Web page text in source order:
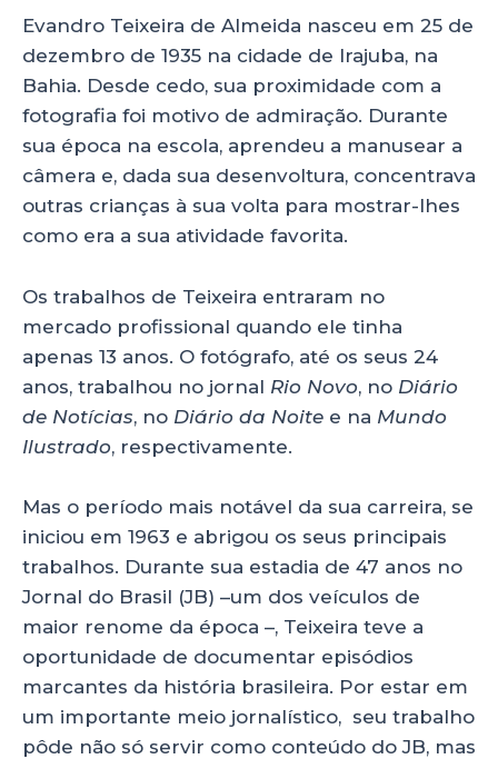
a
ts
A
p
p
c
e
b
o
o
k
k
e
dI
n
a
re
Evandro Teixeira de Almeida nasceu em 25 de
dezembro de 1935 na cidade de Irajuba, na
Bahia. Desde cedo, sua proximidade com a
fotografia foi motivo de admiração. Durante
sua época na escola, aprendeu a manusear a
câmera e, dada sua desenvoltura, concentrava
outras crianças à sua volta para mostrar-lhes
como era a sua atividade favorita.
Os trabalhos de Teixeira entraram no
mercado profissional quando ele tinha
apenas 13 anos. O fotógrafo, até os seus 24
anos, trabalhou no jornal Rio Novo, no Diário
de Notícias, no Diário da Noite e na Mundo
Ilustrado, respectivamente.
Mas o período mais notável da sua carreira, se
iniciou em 1963 e abrigou os seus principais
trabalhos. Durante sua estadia de 47 anos no
Jornal do Brasil (JB) –um dos veículos de
maior renome da época –, Teixeira teve a
oportunidade de documentar episódios
marcantes da história brasileira. Por estar em
um importante meio jornalístico, seu trabalho
pôde não só servir como conteúdo do JB, mas